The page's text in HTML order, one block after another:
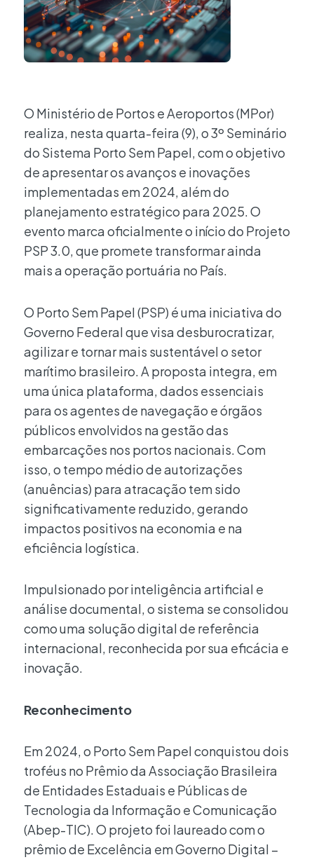
O Ministério de Portos e Aeroportos (MPor)
realiza, nesta quarta-feira (9), o 3º Seminário
do Sistema Porto Sem Papel, com o objetivo
de apresentar os avanços e inovações
implementadas em 2024, além do
planejamento estratégico para 2025. O
evento marca oficialmente o início do Projeto
PSP 3.0, que promete transformar ainda
mais a operação portuária no País.
O Porto Sem Papel (PSP) é uma iniciativa do
Governo Federal que visa desburocratizar,
agilizar e tornar mais sustentável o setor
marítimo brasileiro. A proposta integra, em
uma única plataforma, dados essenciais
para os agentes de navegação e órgãos
públicos envolvidos na gestão das
embarcações nos portos nacionais. Com
isso, o tempo médio de autorizações
(anuências) para atracação tem sido
significativamente reduzido, gerando
impactos positivos na economia e na
eficiência logística.
Impulsionado por inteligência artificial e
análise documental, o sistema se consolidou
como uma solução digital de referência
internacional, reconhecida por sua eficácia e
inovação.
Reconhecimento
Em 2024, o Porto Sem Papel conquistou dois
troféus no Prêmio da Associação Brasileira
de Entidades Estaduais e Públicas de
Tecnologia da Informação e Comunicação
(Abep-TIC). O projeto foi laureado com o
prêmio de Excelência em Governo Digital –